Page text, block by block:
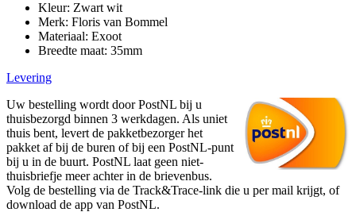
Kleur: Zwart wit
Merk: Floris van Bommel
Materiaal: Exoot
Breedte maat: 35mm
Levering
Uw bestelling wordt door PostNL bij u
thuisbezorgd binnen 3 werkdagen. Als uniet
thuis bent, levert de pakketbezorger het
pakket af bij de buren of bij een PostNL-punt
bij u in de buurt. PostNL laat geen niet-
thuisbriefje meer achter in de brievenbus.
Volg de bestelling via de Track&Trace-link die u per mail krijgt, of
download de app van PostNL.